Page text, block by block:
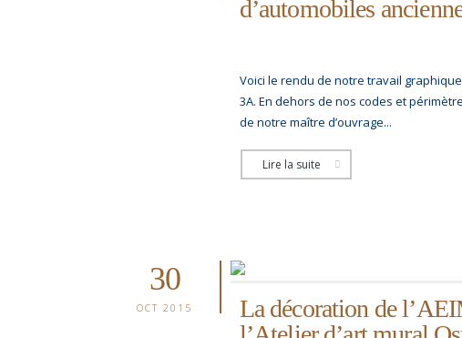
d’automobiles
Voici le rendu de notre travail
3A. En dehors de nos codes et
de notre maître d’ouvrage...
Lire la suite
30
OCT 2015
La décoration de